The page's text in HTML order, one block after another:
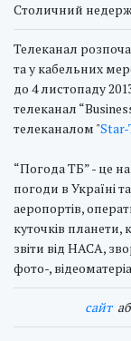
Столичний
Телеканал
та у кабельних
до 4 листопаду
телеканал
телеканалом "
“Погода ТБ” - це
погоди в Україні
аеропортів,
куточків планети,
звіти від НАСА,
фото-,
cайт